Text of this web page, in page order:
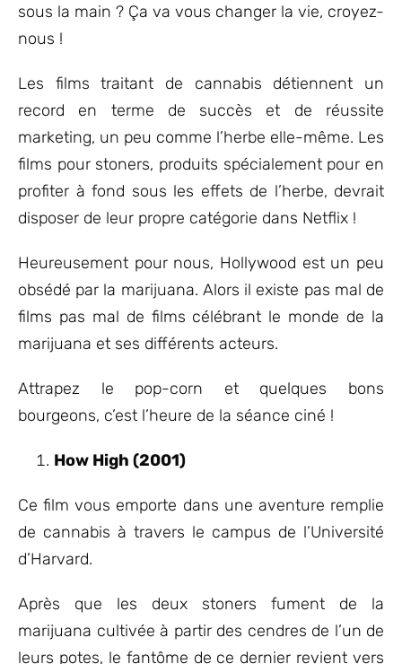
sous la main ? Ça va vous changer la vie, croyez-
nous !
Les films traitant de cannabis détiennent un
record en terme de succès et de réussite
marketing, un peu comme l’herbe elle-même. Les
films pour stoners, produits spécialement pour en
profiter à fond sous les effets de l’herbe, devrait
disposer de leur propre catégorie dans Netflix !
Heureusement pour nous, Hollywood est un peu
obsédé par la marijuana. Alors il existe pas mal de
films pas mal de films célébrant le monde de la
marijuana et ses différents acteurs.
Attrapez le pop-corn et quelques bons
bourgeons, c’est l’heure de la séance ciné !
How High (2001)
Ce film vous emporte dans une aventure remplie
de cannabis à travers le campus de l’Université
d’Harvard.
Après que les deux stoners fument de la
marijuana cultivée à partir des cendres de l’un de
leurs potes, le fantôme de ce dernier revient vers